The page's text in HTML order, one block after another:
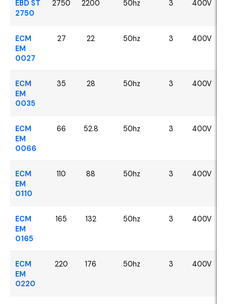
EBD ST
2750
2750 2200 50hz 3 400V
ECM
EM
0027
27 22 50hz 3 400V
ECM
EM
0035
35 28 50hz 3 400V
ECM
EM
0066
66 52.8 50hz 3 400V
ECM
EM
0110
110 88 50hz 3 400V
ECM
EM
0165
165 132 50hz 3 400V
ECM
EM
0220
220 176 50hz 3 400V